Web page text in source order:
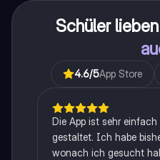
Schüler
4.6/5App Store
Die App ist sehr
gestaltet. Ich habe
wonach ich gesucht